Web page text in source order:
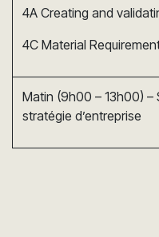
4A Creating and
4C Material
Matin (9h00 – 13h00) –
stratégie d’entreprise